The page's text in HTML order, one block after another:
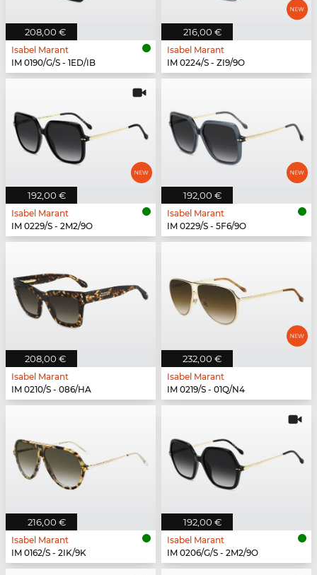
208,00 €
Isabel Marant
IM 0190/G/S - 1ED/IB
216,00 €
Isabel Marant
IM 0224/S - ZI9/9O
192,00 €
Isabel Marant
IM 0229/S - 2M2/9O
192,00 €
Isabel Marant
IM 0229/S - 5F6/9O
208,00 €
Isabel Marant
IM 0210/S - 086/HA
232,00 €
Isabel Marant
IM 0219/S - 01Q/N4
216,00 €
Isabel Marant
IM 0162/S - 2IK/9K
192,00 €
Isabel Marant
IM 0206/G/S - 2M2/9O